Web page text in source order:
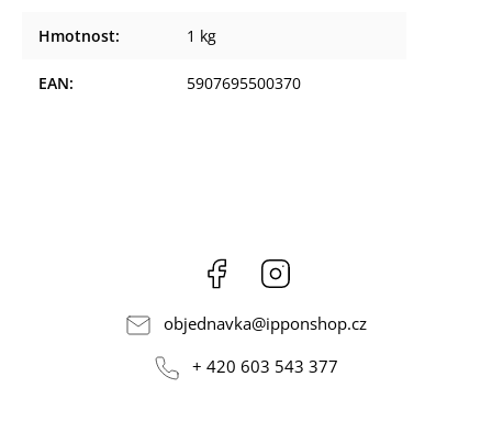
Hmotnost: 1 kg
EAN: 5907695500370
Facebook
objednavka@ipponshop.cz
+ 420 603 543 377